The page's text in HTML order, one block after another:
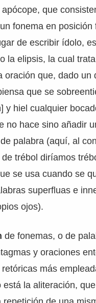
que
fonema en posición
de escribir ídolo,
la elipsis, la cual
oración que, dado un
que se
y hiel cualquier
no hace sino añadir
palabra (aquí, al
trébol diríamos
se usa cuando se
superfluas e
ojos).
de fonemas, o de
y oraciones
más
está la aliteración,